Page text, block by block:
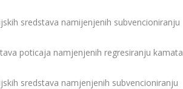
sredstava namijenjenih subvencioniranju
poticaja namjenjenih regresiranju kamata
sredstava namjenjenih subvencioniranju